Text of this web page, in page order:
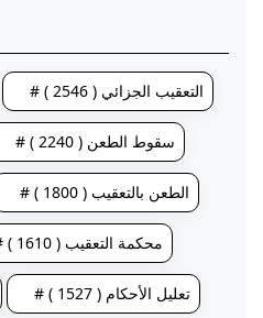
# التعقيب الجزائي ( 2546 )
# سقوط الطعن ( 2240 )
# الطعن بالتعقيب ( 1800 )
# محكمة التعقيب ( 1610 )
# تعليل الأحكام ( 1527 )